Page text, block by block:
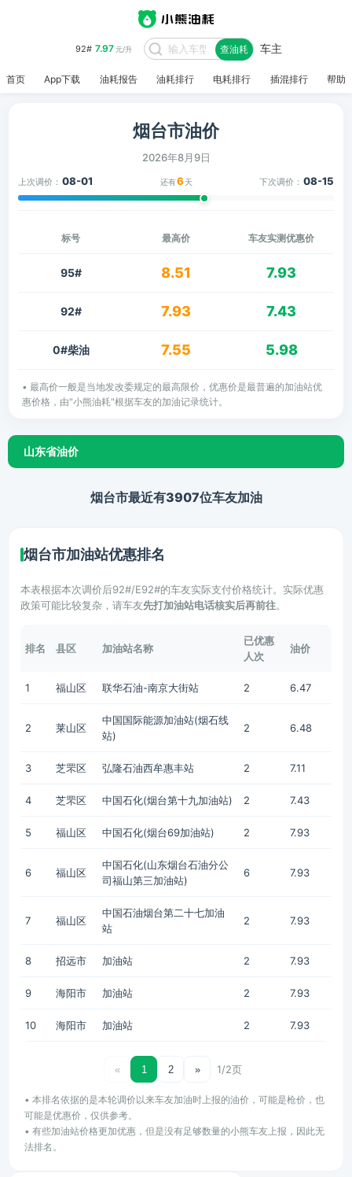
92# 7.97元/升 查油耗 车主
首页 App下载 油耗报告 油耗排行 电耗排行 插混排行 帮助
烟台市油价
2026年8月9日
上次调价： 08-01 还有6 天 下次调价： 08-15
标号 最高价 车友实测优惠价
95# 8.51 7.93
92# 7.93 7.43
0#柴油 7.55 5.98
• 最高价一般是当地发改委规定的最高限价，优惠价是最普遍的加油站优
惠价格，由"小熊油耗"根据车友的加油记录统计。
山东省油价
烟台市最近有3907位车友加油
烟台市加油站优惠排名
本表根据本次调价后92#/E92#的车友实际支付价格统计。实际优惠
政策可能比较复杂，请车友先打加油站电话核实后再前往。
排名 县区 加油站名称
已优惠
人次
油价
1 福山区 联华石油-南京大街站 2 6.47
2 莱山区
中国国际能源加油站(烟石线
站)
2 6.48
3 芝罘区 弘隆石油西牟惠丰站 2 7.11
4 芝罘区 中国石化(烟台第十九加油站) 2 7.43
5 福山区 中国石化(烟台69加油站) 2 7.93
6 福山区
中国石化(山东烟台石油分公
司福山第三加油站)
6 7.93
7 福山区
中国石油烟台第二十七加油
站
2 7.93
8 招远市 加油站 2 7.93
9 海阳市 加油站 2 7.93
10 海阳市 加油站 2 7.93
« 1 2 » 1/2页
• 本排名依据的是本轮调价以来车友加油时上报的油价，可能是枪价，也
可能是优惠价，仅供参考。
• 有些加油站价格更加优惠，但是没有足够数量的小熊车友上报，因此无
法排名。